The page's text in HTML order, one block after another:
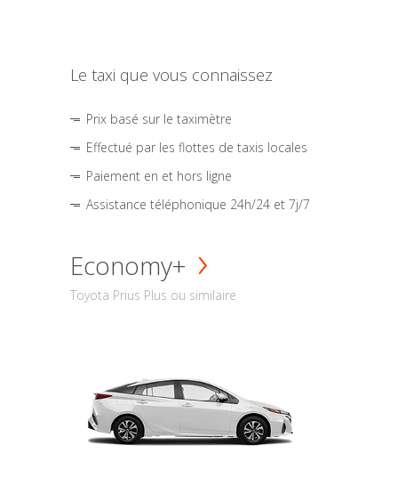
Le taxi que vous connaissez
Prix basé sur le taximètre
Effectué par les flottes de taxis locales
Paiement en et hors ligne
Assistance téléphonique 24h/24 et 7j/7
Economy+
Toyota Prius Plus ou similaire